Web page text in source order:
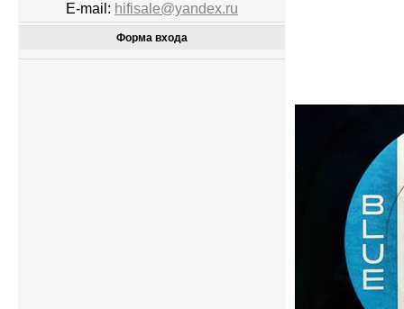
E-mail: hifisale@yandex.ru
Форма входа